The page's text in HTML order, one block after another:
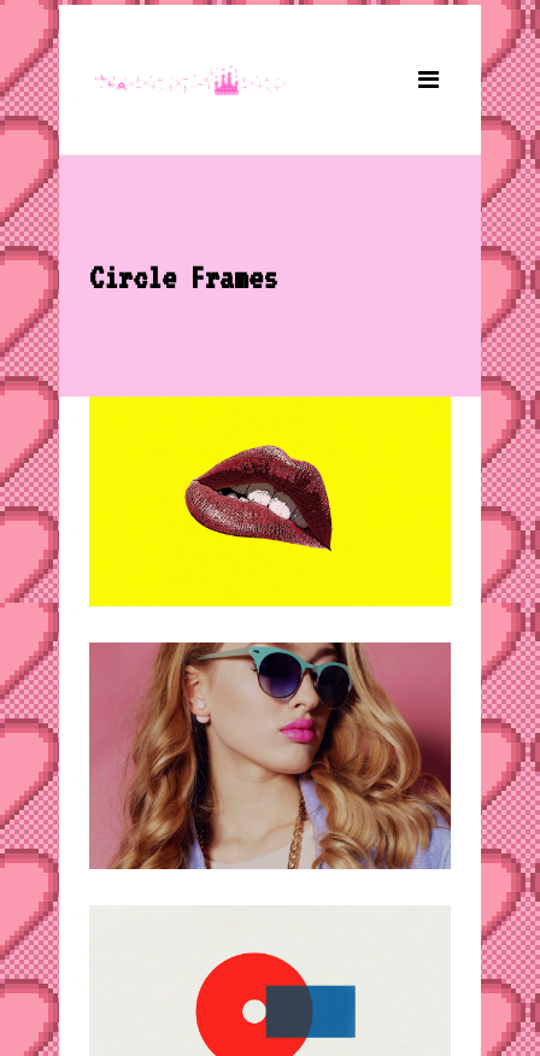
Circle Frames